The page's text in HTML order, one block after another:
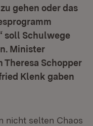
gehen oder das
soll Schulwege
Minister
Schopper
Klenk gaben
nicht selten Chaos